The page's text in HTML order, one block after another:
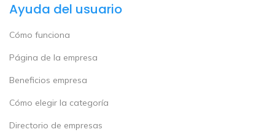
Ayuda del usuario
Cómo funciona
Página de la empresa
Beneficios empresa
Cómo elegir la categoría
Directorio de empresas